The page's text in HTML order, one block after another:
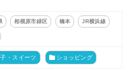
相模原市緑区 橋本 JR横浜線
・スイーツ ショッピング